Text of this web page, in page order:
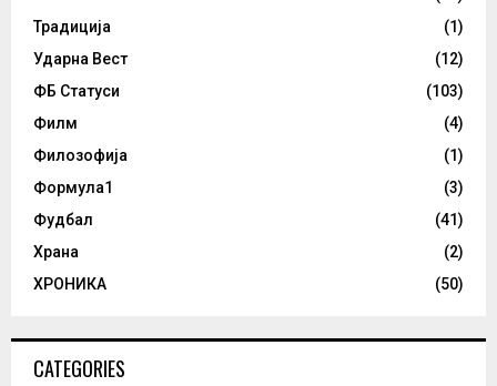
Традиција
(1)
Ударна Вест
(12)
ФБ Статуси
(103)
Филм
(4)
Филозофија
(1)
Формула1
(3)
Фудбал
(41)
Храна
(2)
ХРОНИКА
(50)
CATEGORIES